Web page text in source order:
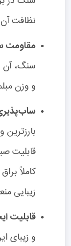
نظافت
مقاومت
سنگ، آن
و وزن
قابلیت
کاملاً
زیبایی
قابلیت
و زیبای